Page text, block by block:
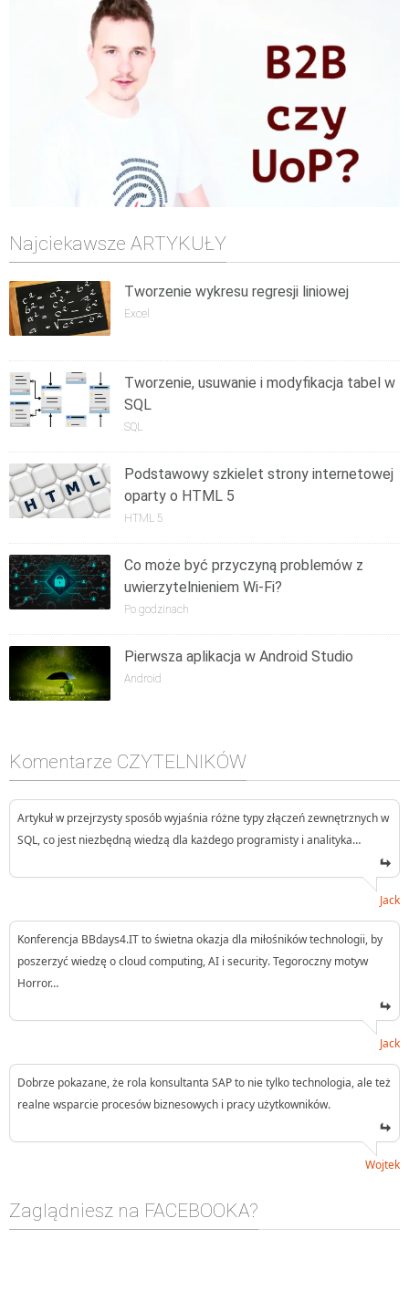
Najciekawsze ARTYKUŁY
Tworzenie wykresu regresji liniowej
Excel
Tworzenie, usuwanie i modyfikacja tabel w
SQL
SQL
Podstawowy szkielet strony internetowej
oparty o HTML 5
HTML 5
Co może być przyczyną problemów z
uwierzytelnieniem Wi-Fi?
Po godzinach
Pierwsza aplikacja w Android Studio
Android
Komentarze CZYTELNIKÓW
Artykuł w przejrzysty sposób wyjaśnia różne typy złączeń zewnętrznych w
SQL, co jest niezbędną wiedzą dla każdego programisty i analityka…
Jack
Konferencja BBdays4.IT to świetna okazja dla miłośników technologii, by
poszerzyć wiedzę o cloud computing, AI i security. Tegoroczny motyw
Horror…
Jack
Dobrze pokazane, że rola konsultanta SAP to nie tylko technologia, ale też
realne wsparcie procesów biznesowych i pracy użytkowników.
Wojtek
Zaglądniesz na FACEBOOKA?